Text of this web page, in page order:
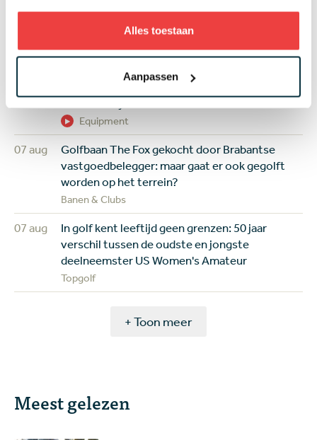
Alles toestaan
Aanpassen
08 aug
Solheim Cup feestje voor (kleine) kinderen en
jeugdgolfers: gratis naar binnen en spelen waar
Jeugd
Review Shot Scope H50: een digitaal
Equipment
07 aug
Golfbaan The Fox gekocht door Brabantse
vastgoedbelegger: maar gaat er ook gegolft
worden op het terrein?
Banen & Clubs
07 aug
In golf kent leeftijd geen grenzen: 50 jaar
verschil tussen de oudste en jongste
deelneemster US Women's Amateur
Topgolf
+ Toon meer
Meest gelezen